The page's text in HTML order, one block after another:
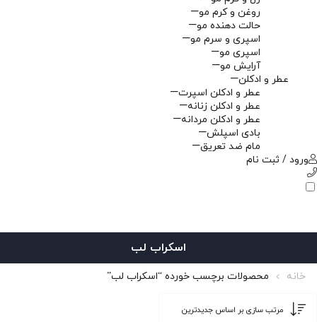
روغن و کرم مو
حالت دهنده مو
اسپری و سرم مو
اسپری مو
آرایش مو
عطر و ادکلن
عطر و ادکلن اسپرت
عطر و ادکلن زنانه
عطر و ادکلن مردانه
بادی اسپلش
مام ضد تعریق
ورود / ثبت نام
اسکراب لب
خانه محصولات برچسب خورده “اسکراب لب”